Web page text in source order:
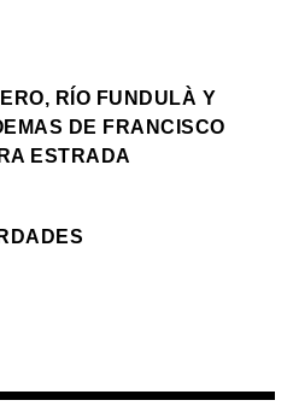
RÍO FUNDULÀ Y
DE FRANCISCO
ESTRADA